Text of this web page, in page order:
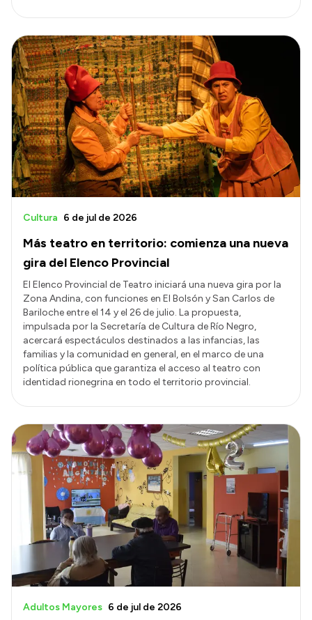
Más teatro en territorio: comienza una nueva
gira del Elenco Provincial
Cultura 6 de jul de 2026
El Elenco Provincial de Teatro iniciará una nueva gira por la
Zona Andina, con funciones en El Bolsón y San Carlos de
Bariloche entre el 14 y el 26 de julio. La propuesta,
impulsada por la Secretaría de Cultura de Río Negro,
acercará espectáculos destinados a las infancias, las
familias y la comunidad en general, en el marco de una
política pública que garantiza el acceso al teatro con
identidad rionegrina en todo el territorio provincial.
Adultos Mayores 6 de jul de 2026